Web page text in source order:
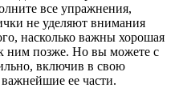
все упражнения,
не уделяют внимания
насколько важны хорошая
ним позже. Но вы можете с
включив в свою
ее части.